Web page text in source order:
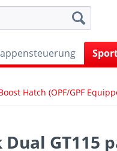
Hatch (OPF/GPF
GT115